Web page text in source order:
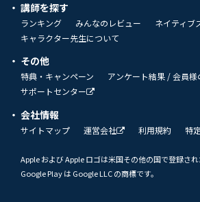
講師を探す
ランキング みんなのレビュー ネイティブ
キャラクター先生について
その他
特典・キャンペーン アンケート結果 / 会員様
サポートセンター
会社情報
サイトマップ 運営会社 利用規約 特
Apple および Apple ロゴは米国その他の国で登録さ
Google Play は Google LLC の商標です。